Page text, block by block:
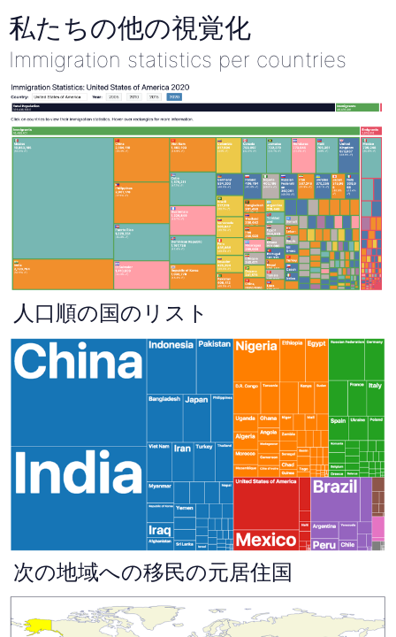
私たちの他の視覚化
Immigration statistics per countries
人口順の国のリスト
次の地域への移民の元居住国